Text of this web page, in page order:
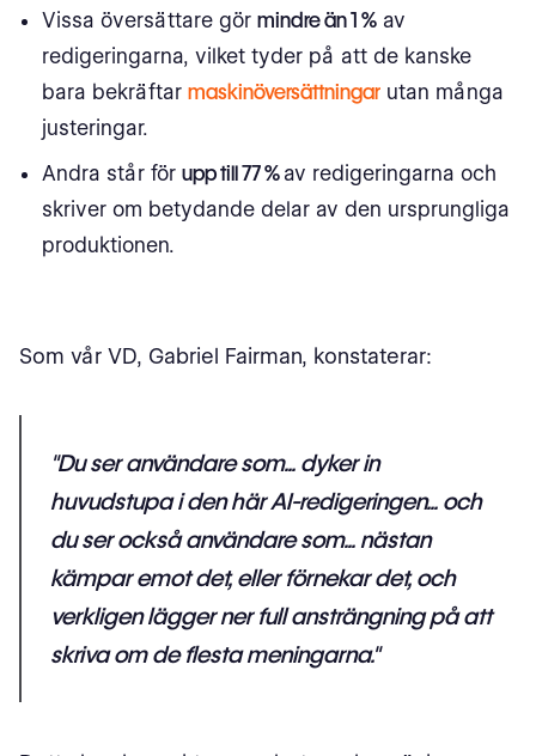
Vissa översättare görmindre än 1 % av
redigeringarna, vilket tyder på att de kanske
bara bekräftarmaskinöversättningar utan många
justeringar.
Andra står förupp till 77 % av redigeringarna och
skriver om betydande delar av den ursprungliga
produktionen.
Som vår VD, Gabriel Fairman, konstaterar:
"Du ser användare som... dyker in
huvudstupa i den här AI-redigeringen... och
du ser också användare som... nästan
kämpar emot det, eller förnekar det, och
verkligen lägger ner full ansträngning på att
skriva om de flesta meningarna."